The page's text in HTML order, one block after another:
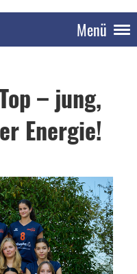
Menü
– jung,
Energie!